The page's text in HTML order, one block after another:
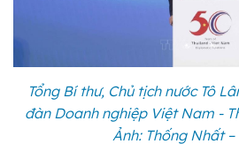
Tổng Bí thư, Chủ tịch nước Tô
đàn Doanh nghiệp Việt Nam -
Ảnh: Thống Nhất –